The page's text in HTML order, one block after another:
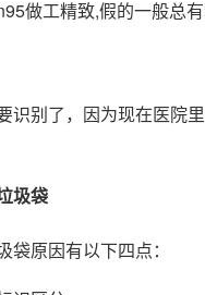
做工精致,假的一般总有
识别了，因为现在医院
圾袋
原因有以下四点：